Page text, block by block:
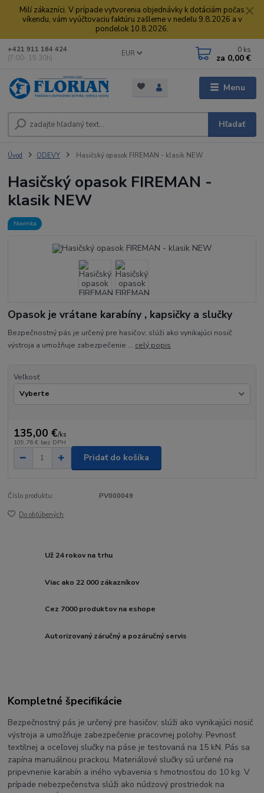
Milí zákazníci. V prípade vytvorenia objednávky k dotáciám počas
víkendu, vám vyúčtovaciu faktúru zašleme v nedeľu 9.8.2026 a v
pondelok 10.8.2026.
Menu
EUR
Hľadať
+421 911 164 424
(7:00- 15:30h)
0 ks
za 0,00 €
Úvod ODEVY Hasičský opasok FIREMAN - klasik NEW
Hasičský opasok FIREMAN -
klasik NEW
Novinka
Opasok je vrátane karabíny , kapsičky a slučky
Bezpečnostný pás je určený pre hasičov; slúži ako vynikajúci nosič
výstroja a umožňuje zabezpečenie ... celý popis
Veľkosť
135,00 €/ks
109,76 € bez DPH
Pridať do košíka
Číslo produktu: PV000049
Do obľúbených
Už 24 rokov na trhu
Viac ako 22 000 zákazníkov
Cez 7000 produktov na eshope
Autorizovaný záručný a pozáručný servis
Kompletné špecifikácie
Bezpečnostný pás je určený pre hasičov; slúži ako vynikajúci nosič
výstroja a umožňuje zabezpečenie pracovnej polohy. Pevnosť
textilnej a oceľovej slučky na páse je testovaná na 15 kN. Pás sa
zapína manuálnou prackou. Materiálové slučky sú určené na
pripevnenie karabín a iného vybavenia s hmotnosťou do 10 kg. V
prípade nebezpečenstva slúži ako núdzový prostriedok na